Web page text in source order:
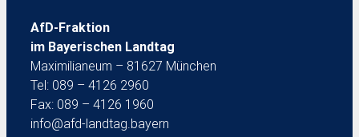
AfD-Fraktion
im Bayerischen Landtag
Maximilianeum – 81627 München
Tel: 089 – 4126 2960
Fax: 089 – 4126 1960
info@afd-landtag.bayern